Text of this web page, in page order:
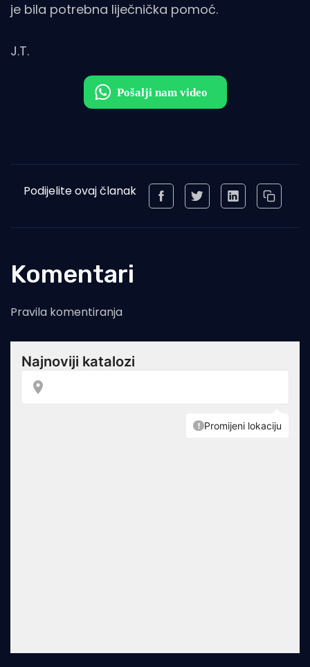
je bila potrebna liječnička pomoć.
J.T.
Podijelite ovaj članak
Komentari
Pravila komentiranja